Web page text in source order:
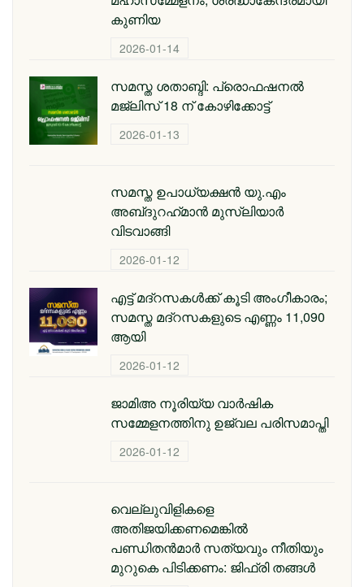
കുണിയ
2026-01-14
സമസ്ത ശതാബ്ദി: പ്രൊഫഷനൽ
മജ്‌ലിസ് 18 ന് കോഴിക്കോട്ട്
2026-01-13
സമസ്ത ഉപാധ്യക്ഷൻ യു.എം
അബ്‌ദുറഹ്‌മാൻ മുസ്‌ലിയാർ
വിടവാങ്ങി
2026-01-12
എട്ട് മദ്റസകള്‍ക്ക് കൂടി അംഗീകാരം;
സമസ്ത മദ്റസകളുടെ എണ്ണം 11,090
ആയി
2026-01-12
ജാമിഅ നൂരിയ്യ വാര്‍ഷിക
സമ്മേളനത്തിനു ഉജ്വല പരിസമാപ്തി
2026-01-12
വെല്ലുവിളികളെ
അതിജയിക്കണമെങ്കിൽ
പണ്ഡിതൻമാർ സത്യവും നീതിയും
മുറുകെ പിടിക്കണം: ജിഫ്‌രി തങ്ങൾ